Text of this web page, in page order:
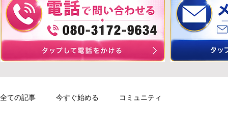
全ての記事 今すぐ始める コミュニティ